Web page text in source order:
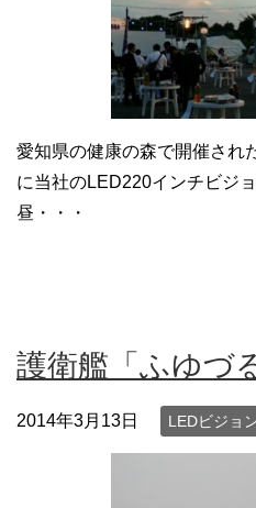
愛知県の健康の森で開催され
に当社のLED220インチビジ
昼・・・
護衛艦「ふゆづ
2014年3月13日 LEDビジョ